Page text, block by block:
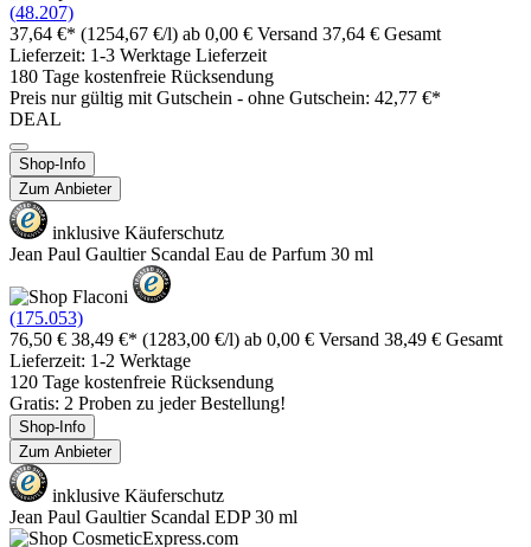
(48.207)
37,64 €* (1254,67 €/l) ab 0,00 € Versand 37,64 € Gesamt
Lieferzeit: 1-3 Werktage Lieferzeit
180 Tage kostenfreie Rücksendung
Preis nur gültig mit Gutschein - ohne Gutschein: 42,77 €*
DEAL
Shop-Info
Zum Anbieter
inklusive Käuferschutz
Jean Paul Gaultier Scandal Eau de Parfum 30 ml
(175.053)
76,50 € 38,49 €* (1283,00 €/l) ab 0,00 € Versand 38,49 € Gesamt
Lieferzeit: 1-2 Werktage
120 Tage kostenfreie Rücksendung
Gratis: 2 Proben zu jeder Bestellung!
Shop-Info
Zum Anbieter
inklusive Käuferschutz
Jean Paul Gaultier Scandal EDP 30 ml